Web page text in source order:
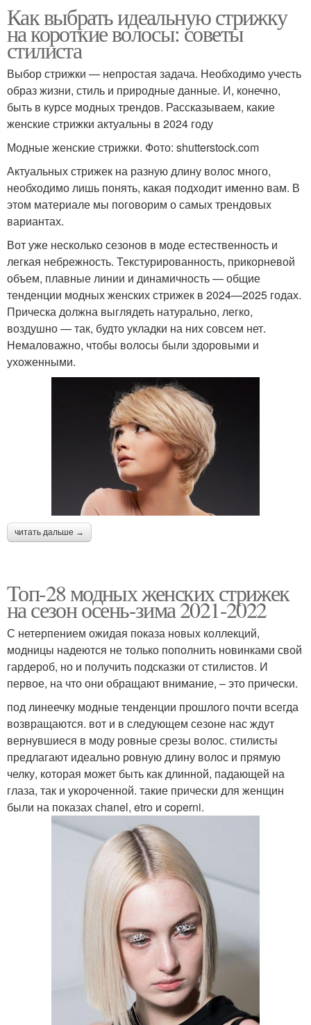
Как выбрать идеальную стрижку
на короткие волосы: советы
стилиста
Выбор стрижки — непростая задача. Необходимо учесть
образ жизни, стиль и природные данные. И, конечно,
быть в курсе модных трендов. Рассказываем, какие
женские стрижки актуальны в 2024 году
Модные женские стрижки. Фото: shutterstock.com
Актуальных стрижек на разную длину волос много,
необходимо лишь понять, какая подходит именно вам. В
этом материале мы поговорим о самых трендовых
вариантах.
Вот уже несколько сезонов в моде естественность и
легкая небрежность. Текстурированность, прикорневой
объем, плавные линии и динамичность — общие
тенденции модных женских стрижек в 2024—2025 годах.
Прическа должна выглядеть натурально, легко,
воздушно — так, будто укладки на них совсем нет.
Немаловажно, чтобы волосы были здоровыми и
ухоженными.
читать дальше →
Топ-28 модных женских стрижек
на сезон осень-зима 2021-2022
С нетерпением ожидая показа новых коллекций,
модницы надеются не только пополнить новинками свой
гардероб, но и получить подсказки от стилистов. И
первое, на что они обращают внимание, – это прически.
под линеечку модные тенденции прошлого почти всегда
возвращаются. вот и в следующем сезоне нас ждут
вернувшиеся в моду ровные срезы волос. стилисты
предлагают идеально ровную длину волос и прямую
челку, которая может быть как длинной, падающей на
глаза, так и укороченной. такие прически для женщин
были на показах сhanel, etro и coperni.